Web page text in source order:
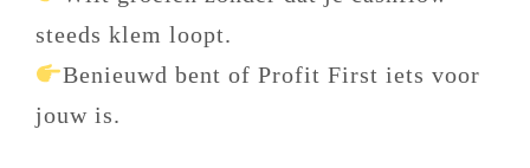
steeds klem loopt.
Benieuwd bent of Profit First iets voor
jouw is.